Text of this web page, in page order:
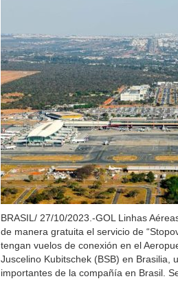
BRASIL/ 27/10/2023.-GOL Linhas
de manera gratuita el servicio de
tengan vuelos de conexión en el
Juscelino Kubitschek (BSB) en Brasilia,
importantes de la compañía en Brasil.